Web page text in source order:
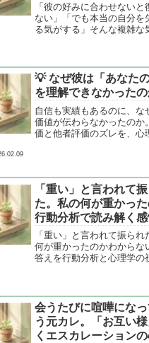
「彼の好みに合わせないと
ない」「でも本当の自分を
る気がする」そんな複雑な
自分を保ったまま復縁を目
の考え方を解説します。
💡 なぜ彼は「あなたの
を理解できなかった
自信も実績もあるのに、な
価値が伝わらなかったのか
価と他者評価のズレを、心
「重い」と言われて
た。私の何が重かった
行動分析で読み解く
力
「重い」と言われて振られ
何が重かったのかわからな
答えを行動分析と心理学の
会うたびに喧嘩になっ
う元カレ。「お互い
くエスカレーション